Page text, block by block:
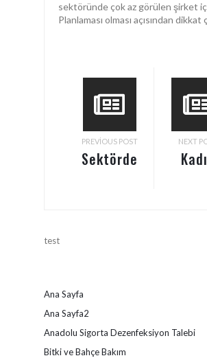
sektöründe çok az görülen şirket
Planlaması olması açısından dikkat
PREVIOUS POST
Sektörde
NEXT
test
Ana Sayfa
Ana Sayfa2
Anadolu Sigorta Dezenfeksiyon Talebi
Bitki ve Bahçe Bakım